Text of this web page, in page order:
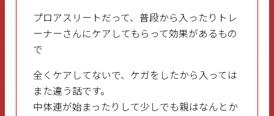
プロアスリートだって、普段から入ったりトレ
ーナーさんにケアしてもらって効果があるもの
で
全くケアしてないで、ケガをしたから入っては
また違う話です。
中体連が始まったりして少しでも親はなんとか